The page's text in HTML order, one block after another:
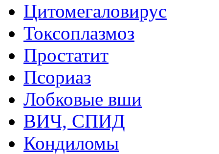
Цитомегаловирус
Токсоплазмоз
Простатит
Псориаз
Лобковые вши
ВИЧ, СПИД
Кондиломы